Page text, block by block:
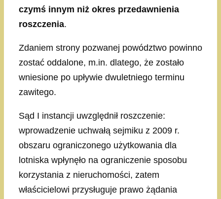
czymś innym niż okres przedawnienia
roszczenia.
Zdaniem strony pozwanej powództwo powinno
zostać oddalone, m.in. dlatego, że zostało
wniesione po upływie dwuletniego terminu
zawitego.
Sąd I instancji uwzględnił roszczenie:
wprowadzenie uchwałą sejmiku z 2009 r.
obszaru ograniczonego użytkowania dla
lotniska wpłynęło na ograniczenie sposobu
korzystania z nieruchomości, zatem
właścicielowi przysługuje prawo żądania